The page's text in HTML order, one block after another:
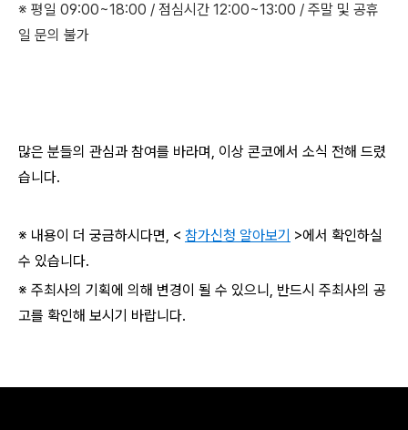
※ 평일 09:00~18:00 / 점심시간 12:00~13:00 / 주말 및 공휴
일 문의 불가
많은 분들의 관심과 참여를 바라며, 이상 콘코에서 소식 전해 드렸
습니다.
※ 내용이 더 궁금하시다면, < 참가신청 알아보기 >에서 확인하실
수 있습니다.
※ 주최사의 기획에 의해 변경이 될 수 있으니, 반드시 주최사의 공
고를 확인해 보시기 바랍니다.